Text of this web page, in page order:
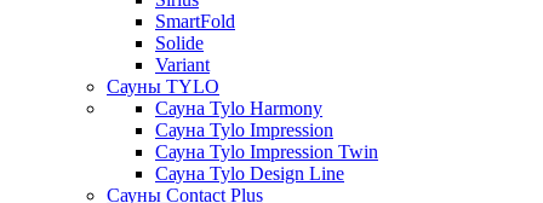
SmartFold
Solide
Variant
Сауны TYLO
Сауна Tylo Harmony
Сауна Tylo Impression
Сауна Tylo Impression Twin
Сауна Tylo Design Line
Сауны Contact Plus